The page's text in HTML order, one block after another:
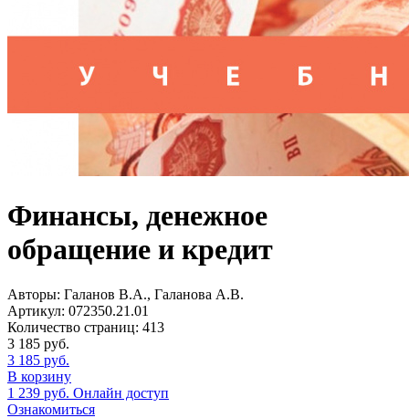
Финансы, денежное
обращение и кредит
Авторы: Галанов В.А., Галанова А.В.
Артикул: 072350.21.01
Количество страниц: 413
3 185 руб.
3 185 руб.
В корзину
1 239 руб. Онлайн доступ
Ознакомиться